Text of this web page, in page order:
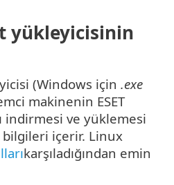
yükleyicisinin
(Windows için .exe
makinenin ESET
indirmesi ve yüklemesi
içerir. Linux
karşıladığından emin